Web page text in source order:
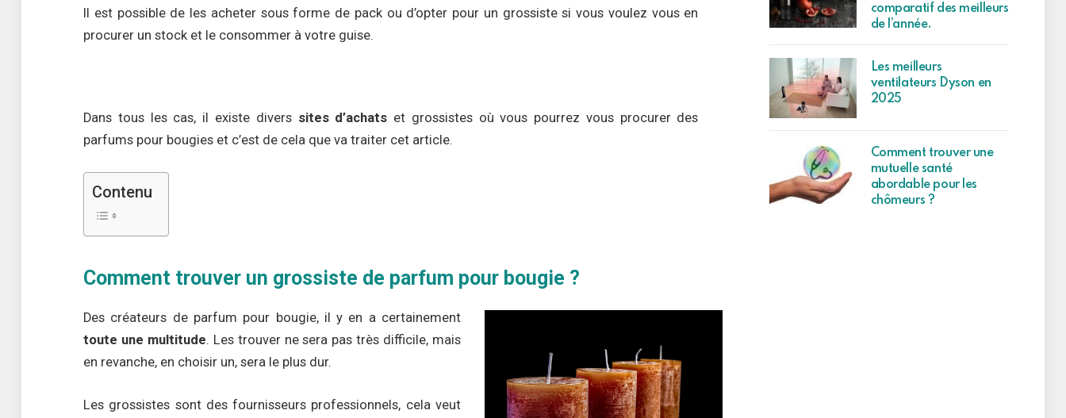
Il est possible de les acheter sous forme de pack ou d’opter pour un grossiste si vous voulez vous en
procurer un stock et le consommer à votre guise.
Dans tous les cas, il existe divers sites d’achats et grossistes où vous pourrez vous procurer des
parfums pour bougies et c’est de cela que va traiter cet article.
Contenu
Comment trouver un grossiste de parfum pour bougie ?
Des créateurs de parfum pour bougie, il y en a certainement
toute une multitude. Les trouver ne sera pas très difficile, mais
en revanche, en choisir un, sera le plus dur.
Les grossistes sont des fournisseurs professionnels, cela veut
comparatif des meilleurs
de l’année.
Les meilleurs
ventilateurs Dyson en
2025
Comment trouver une
mutuelle santé
abordable pour les
chômeurs ?